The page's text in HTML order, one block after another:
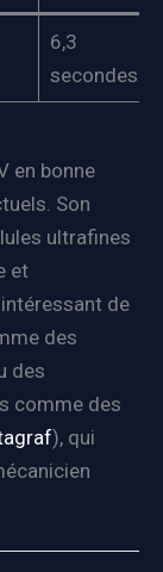
6,3
secondes
en bonne
Son
ultrafines
et
de
des
des
comme des
), qui